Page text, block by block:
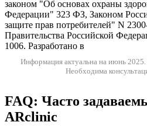
законом "Об основах охраны
Федерации" 323 ФЗ, Законом
защите прав потребителей" N
Правительства Российской
1006. Разработано в
Информация актуальна на июнь 2025.
Необходима
FAQ: Часто
ARclinic